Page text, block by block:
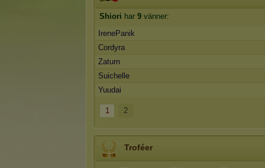
Shiori har 9 vänner:
IrenePanik
Cordyra
Zaturn
Suichelle
Yuudai
1 2
Troféer